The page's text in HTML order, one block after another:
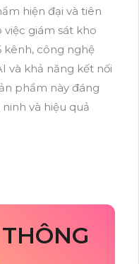
hiện đại và tiên
giám sát kho
kênh, công nghệ
và khả năng kết nối
phẩm này đáng
và hiệu quả